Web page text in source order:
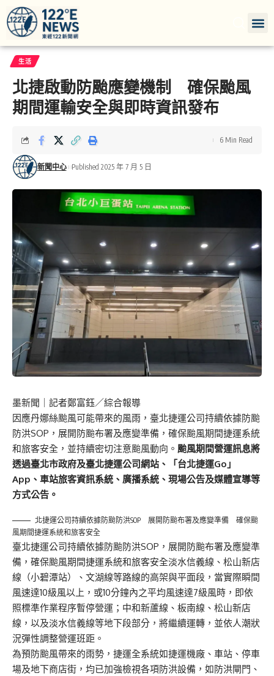
生活
北捷啟動防颱應變機制 確保颱風
期間運輸安全與即時資訊發布
新聞中心 Published 2025 年 7 月 5 日
6 Min Read
墨新聞 ｜記者鄭富鈺／綜合報導
因應丹娜絲颱風可能帶來的風雨，臺北捷運公司持續依據防颱
防洪SOP，展開防颱布署及應變準備，確保颱風期間捷運系統
和旅客安全，並持續密切注意颱風動向。 颱風期間營運訊息將
透過臺北市政府及臺北捷運公司網站、「台北捷運Go」
App、車站旅客資訊系統、廣播系統、現場公告及媒體宣導等
方式公告。
北捷運公司持續依據防颱防洪SOP 展開防颱布署及應變準備 確保颱
風期間捷運系統和旅客安全
臺北捷運公司持續依據防颱防洪SOP，展開防颱布署及應變準
備，確保颱風期間捷運系統和旅客安全淡水信義線、松山新店
線（小碧潭站）、文湖線等路線的高架與平面段，當實際瞬間
風速達10級風以上，或10分鐘內之平均風速達7級風時，即依
照標準作業程序暫停營運；中和新蘆線、板南線、松山新店
線，以及淡水信義線等地下段部分，將繼續運轉，並依人潮狀
況彈性調整營運班距。
為預防颱風帶來的雨勢，捷運全系統如捷運機廠、車站、停車
場及地下商店街，均已加強檢視各項防洪設備，如防洪閘門、